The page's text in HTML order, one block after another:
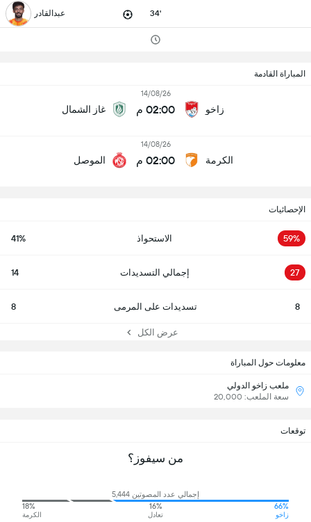
34' عبدالقادر
المباراة القادمة
زاخو
14/08/26
02:00 م غاز الشمال
الكرمة
14/08/26
02:00 م الموصل
الإحصائيات
59% الاستحواذ 41%
27 إجمالي التسديدات 14
8 تسديدات على المرمى 8
عرض الكل
معلومات حول المباراة
ملعب زاخو الدولي
سعة الملعب: 20,000
توقعات
من سيفوز؟
إجمالي عدد المصوتين 5,444
66%
زاخو
16%
تعادل
18%
الكرمة